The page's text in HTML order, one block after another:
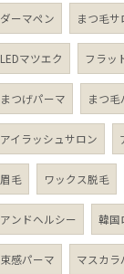
ダーマペン まつ毛サ
LEDマツエク フラッ
まつげパーマ まつ毛
アイラッシュサロン
眉毛 ワックス脱毛
アンドヘルシー 韓国
束感パーマ マスカラ